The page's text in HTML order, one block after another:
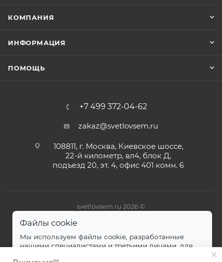
КОМПАНИЯ
ИНФОРМАЦИЯ
ПОМОЩЬ
+7 499 372-04-62
zakaz@svetlovsem.ru
108811, г. Москва, Киевское шоссе,
22-й километр, вл4, блок Д,
подъезд 20, эт. 4, офис 401 комн. 6
svetlovsem.ru 2026 ©
Файлы cookie
Мы используем файлы cookie, разработанные
нашими специалистами и третьими лицами, для